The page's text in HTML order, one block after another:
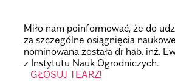
Miło nam poin­for­mo­wać, że do
za szcze­gólne osią­gnię­cia
nomi­no­wana została dr hab. inż.
z Insty­tutu Nauk Ogrod­ni­czych.
GŁOSUJ TEARZ!